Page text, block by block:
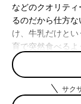
などのクオリテ
るのだから仕方
け、牛乳だけと
育で突然食べる
すれば、子どもな
■園の先生から
「不安だった私
サク